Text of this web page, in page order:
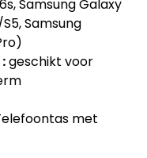
Samsung Galaxy
S5, Samsung
geschikt voor
met